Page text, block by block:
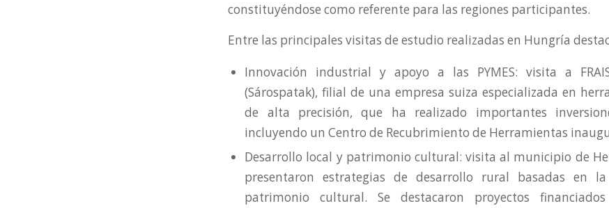
constituyéndose como referente para las regiones participantes.
Entre las principales visitas de estudio realizadas en Hungría
Innovación industrial y apoyo a las PYMES: visita a
(Sárospatak), filial de una empresa suiza especializada en
de alta precisión, que ha realizado importantes
incluyendo un Centro de Recubrimiento de Herramientas
Desarrollo local y patrimonio cultural: visita al municipio de
presentaron estrategias de desarrollo rural basadas en
patrimonio cultural. Se destacaron proyectos